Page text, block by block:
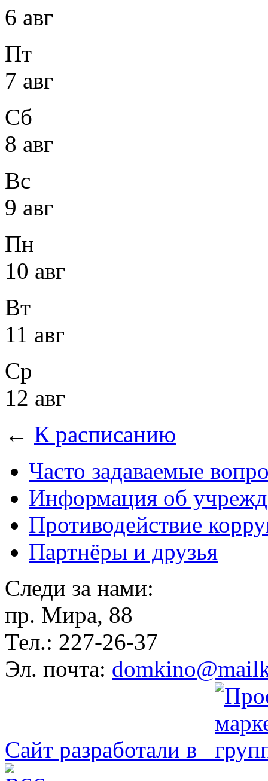
6 авг
Пт
7 авг
Сб
8 авг
Вс
9 авг
Пн
10 авг
Вт
11 авг
Ср
12 авг
← К расписанию
Часто задаваемые
Информация об
Противодействие
Партнёры и друзья
Следи за нами:
пр. Мира, 88
Тел.: 227-26-37
Эл. почта:
Сайт разработали в